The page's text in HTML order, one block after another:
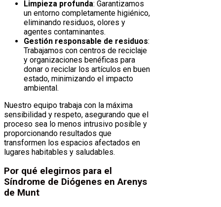
Limpieza profunda: Garantizamos
un entorno completamente higiénico,
eliminando residuos, olores y
agentes contaminantes.
Gestión responsable de residuos:
Trabajamos con centros de reciclaje
y organizaciones benéficas para
donar o reciclar los artículos en buen
estado, minimizando el impacto
ambiental.
Nuestro equipo trabaja con la máxima
sensibilidad y respeto, asegurando que el
proceso sea lo menos intrusivo posible y
proporcionando resultados que
transformen los espacios afectados en
lugares habitables y saludables.
Por qué elegirnos para el
Síndrome de Diógenes en Arenys
de Munt